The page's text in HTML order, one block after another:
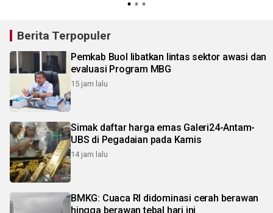
Berita Terpopuler
Pemkab Buol libatkan lintas sektor awasi dan
evaluasi Program MBG
15 jam lalu
Simak daftar harga emas Galeri24-Antam-
UBS di Pegadaian pada Kamis
14 jam lalu
BMKG: Cuaca RI didominasi cerah berawan
hingga berawan tebal hari ini